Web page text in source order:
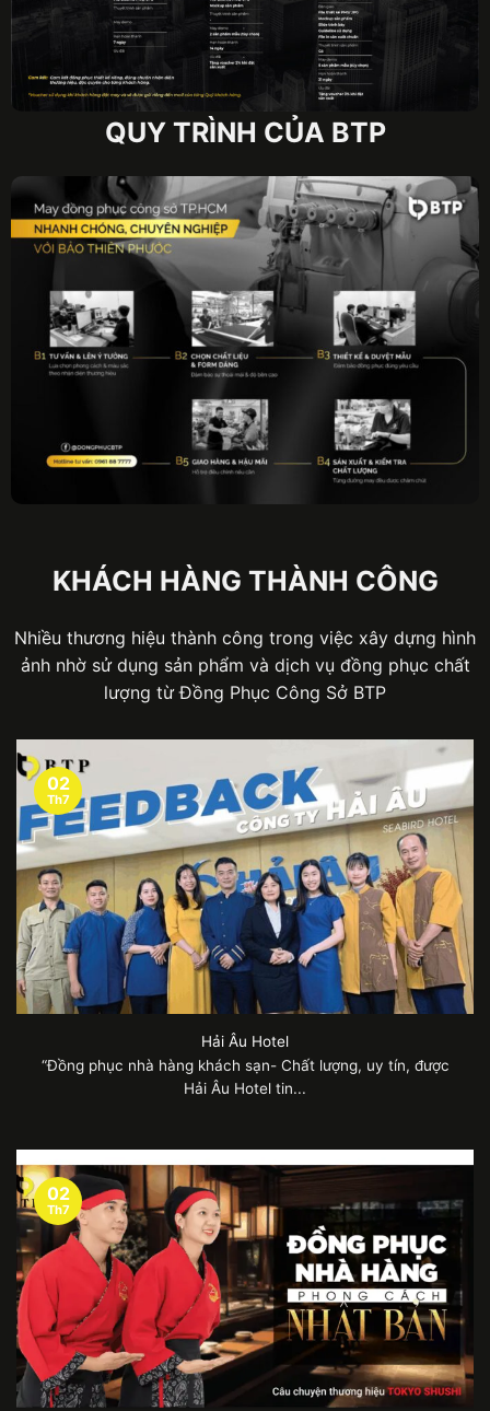
QUY TRÌNH CỦA BTP
KHÁCH HÀNG THÀNH CÔNG
Nhiều thương hiệu thành công trong việc xây dựng hình
ảnh nhờ sử dụng sản phẩm và dịch vụ đồng phục chất
lượng từ Đồng Phục Công Sở BTP
Hải Âu Hotel
“Đồng phục nhà hàng khách sạn- Chất lượng, uy tín, được
Hải Âu Hotel tin...
02
Th7
02
Th7